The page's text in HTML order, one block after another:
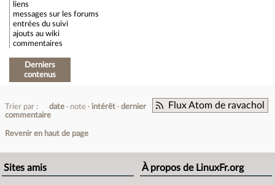
liens
messages sur les forums
entrées du suivi
ajouts au wiki
commentaires
Derniers
contenus
Flux Atom de ravachol
Trier par : date note intérêt
dernier
commentaire
Revenir en haut de page
Sites amis À propos de LinuxFr.org